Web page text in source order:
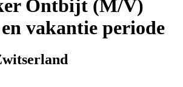
Ontbijt (M/V)
vakantie periode